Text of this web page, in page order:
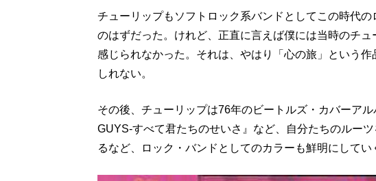
チューリップもソフトロック系バンドとしてこの時代
のはずだった。けれど、正直に言えば僕には当時のチ
感じられなかった。それは、やはり「心の旅」という
しれない。
その後、チューリップは76年のビートルズ・カバーア
GUYS-すべて君たちのせいさ』など、自分たちのルー
るなど、ロック・バンドとしてのカラーも鮮明にしてい